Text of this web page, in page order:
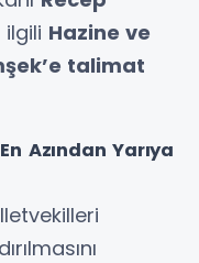
Hazine ve
talimat
Azından Yarıya